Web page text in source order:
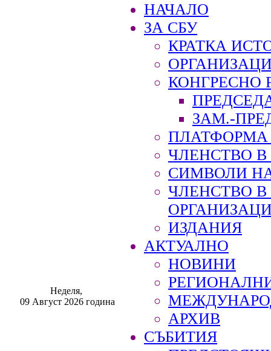
Неделя,
09 Август 2026 година
НАЧАЛО
ЗА СБУ
КРАТКА
КОНГРЕСНО
ЗАМ.-
ПЛАТФОРМА
ЧЛЕНСТВО В
СИМВОЛИ
ЧЛЕНСТВО
ИЗДАНИЯ
АКТУАЛНО
НОВИНИ
АРХИВ
СЪБИТИЯ